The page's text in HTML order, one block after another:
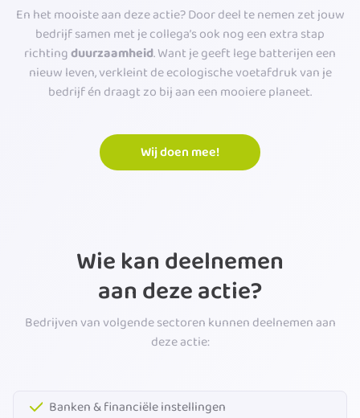
En het mooiste aan deze actie? Door deel te nemen zet jouw
bedrijf samen met je collega’s ook nog een extra stap
richtingduurzaamheid. Want je geeft lege batterijen een
nieuw leven, verkleint de ecologische voetafdruk van je
bedrijf én draagt zo bij aan een mooiere planeet.
Wij doen mee!
Wie kan deelnemen
aan deze actie?
Bedrijven van volgende sectoren kunnen deelnemen aan
deze actie:
Banken & financiële instellingen